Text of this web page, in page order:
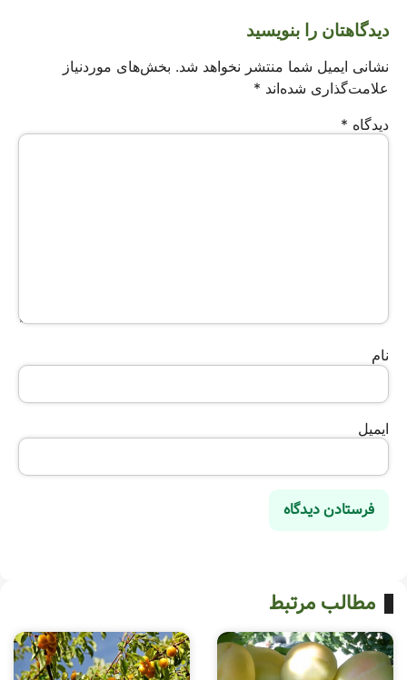
دیدگاهتان را بنویسید
نشانی ایمیل شما منتشر نخواهد شد. بخش‌های موردنیاز
علامت‌گذاری شده‌اند *
دیدگاه *
نام
ایمیل
مطالب مرتبط